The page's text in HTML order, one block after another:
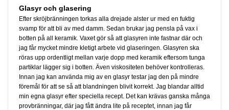
Glasyr och glasering
Efter skröjbränningen torkas alla drejade alster ur med en fuktig
svamp för att bli av med damm. Sedan brukar jag pensla på vax i
botten på all keramik. Vaxet gör så att glasyren inte fastnar där och
jag får mycket mindre kletigt arbete vid glaseringen. Glasyren ska
röras upp ordentligt mellan varje dopp med keramik eftersom tunga
partiklar lägger sig i botten. Även viskositeten behöver kontrolleras.
Innan jag kan använda mig av en glasyr testar jag den på mindre
föremål för att se så att blandningen blivit korrekt. Jag blandar alltid
min egna glasyr efter speciella recept. Det kan krävas ganska många
provbränningar, där jag fått ändra lite på receptet, innan jag får